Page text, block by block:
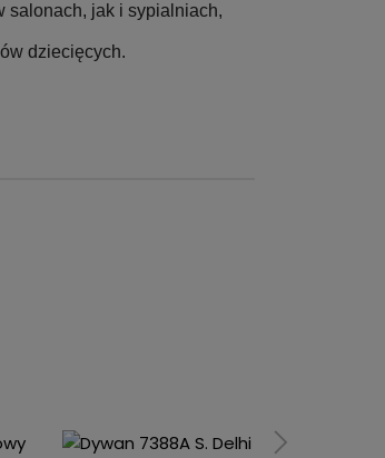
salonach, jak i sypialniach,
dziecięcych.